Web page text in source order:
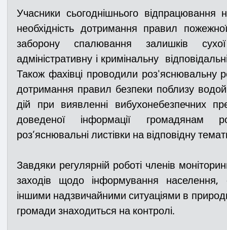
Учасники сьогоднішнього
необхідність дотримання правил
заборону спалювання залишків
адміністративну і кримінальну
Також фахівці проводили роз'яснювальну
дотримання правил безпеки поблизу
дій при виявленні вибухонебезпечних
доведеної інформації громадянам
роз’яснювальні листівки на відповідну
заходів щодо інформування населення,
іншими надзвичайними ситуаціями в
громади знаходиться на контролі.